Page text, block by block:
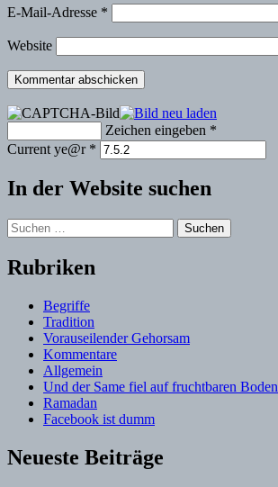
E-Mail-Adresse *
Website
Zeichen eingeben *
Current ye@r *
In der Website suchen
Suchen
nach:
Rubriken
Begriffe
Tradition
Vorauseilender Gehorsam
Kommentare
Allgemein
Und der Same fiel auf fruchtbaren Boden
Ramadan
Facebook ist dumm
Neueste Beiträge